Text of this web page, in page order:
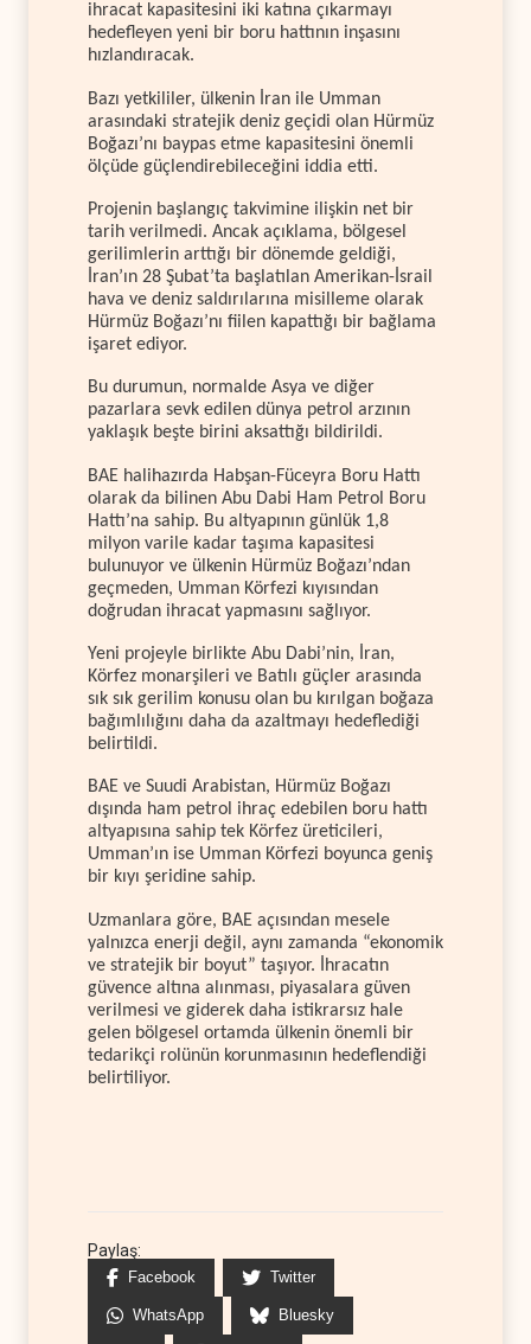
ihracat kapasitesini iki katına çıkarmayı
hedefleyen yeni bir boru hattının inşasını
hızlandıracak.
Bazı yetkililer, ülkenin İran ile Umman
arasındaki stratejik deniz geçidi olan Hürmüz
Boğazı’nı baypas etme kapasitesini önemli
ölçüde güçlendirebileceğini iddia etti.
Projenin başlangıç takvimine ilişkin net bir
tarih verilmedi. Ancak açıklama, bölgesel
gerilimlerin arttığı bir dönemde geldiği,
İran’ın 28 Şubat’ta başlatılan Amerikan-İsrail
hava ve deniz saldırılarına misilleme olarak
Hürmüz Boğazı’nı fiilen kapattığı bir bağlama
işaret ediyor.
Bu durumun, normalde Asya ve diğer
pazarlara sevk edilen dünya petrol arzının
yaklaşık beşte birini aksattığı bildirildi.
BAE halihazırda Habşan-Füceyra Boru Hattı
olarak da bilinen Abu Dabi Ham Petrol Boru
Hattı’na sahip. Bu altyapının günlük 1,8
milyon varile kadar taşıma kapasitesi
bulunuyor ve ülkenin Hürmüz Boğazı’ndan
geçmeden, Umman Körfezi kıyısından
doğrudan ihracat yapmasını sağlıyor.
Yeni projeyle birlikte Abu Dabi’nin, İran,
Körfez monarşileri ve Batılı güçler arasında
sık sık gerilim konusu olan bu kırılgan boğaza
bağımlılığını daha da azaltmayı hedeflediği
belirtildi.
BAE ve Suudi Arabistan, Hürmüz Boğazı
dışında ham petrol ihraç edebilen boru hattı
altyapısına sahip tek Körfez üreticileri,
Umman’ın ise Umman Körfezi boyunca geniş
bir kıyı şeridine sahip.
Uzmanlara göre, BAE açısından mesele
yalnızca enerji değil, aynı zamanda “ekonomik
ve stratejik bir boyut” taşıyor. İhracatın
güvence altına alınması, piyasalara güven
verilmesi ve giderek daha istikrarsız hale
gelen bölgesel ortamda ülkenin önemli bir
tedarikçi rolünün korunmasının hedeflendiği
belirtiliyor.
Paylaş:
Facebook Twitter
WhatsApp Bluesky